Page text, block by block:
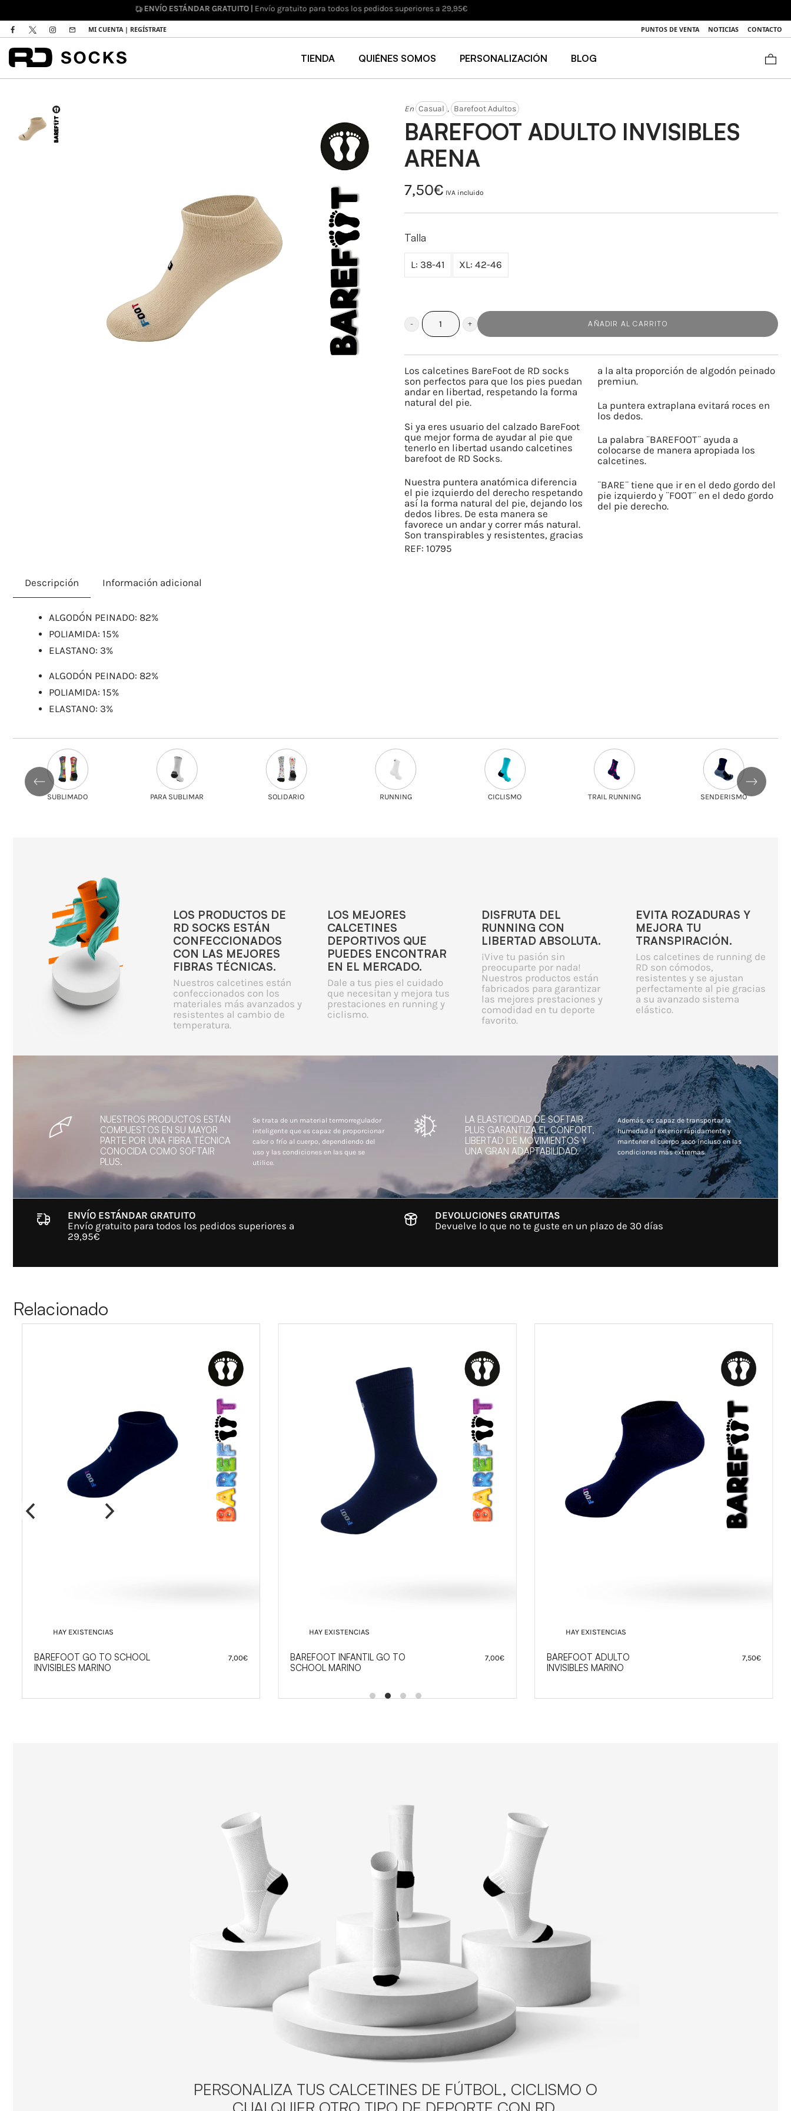
DEVOLUCIONES HASTA 30 DÍAS| Devuelve en un plazo de 30 días (Ver políticas de devoluciones)
MI CUENTA | REGÍSTRATE PUNTOS DE VENTA NOTICIAS CONTACTO
TIENDA QUIÉNES SOMOS PERSONALIZACIÓN BLOG
En Casual , Barefoot Adultos
BAREFOOT ADULTO INVISIBLES
ARENA
7,50€ IVA incluido
Talla
L: 38-41 XL: 42-46
BAREFOOT
ARENA
cantidad
AÑADIR AL CARRITO
Los calcetines BareFoot de RD socks
son perfectos para que los pies puedan
andar en libertad, respetando la forma
natural del pie.
Si ya eres usuario del calzado BareFoot
que mejor forma de ayudar al pie que
tenerlo en libertad usando calcetines
barefoot de RD Socks.
Nuestra puntera anatómica diferencia
el pie izquierdo del derecho respetando
así la forma natural del pie, dejando los
dedos libres. De esta manera se
favorece un andar y correr más natural.
Son transpirables y resistentes, gracias
a la alta proporción de algodón peinado
premiun.
La puntera extraplana evitará roces en
los dedos.
La palabra ¨BAREFOOT¨ ayuda a
colocarse de manera apropiada los
calcetines.
¨BARE¨ tiene que ir en el dedo gordo del
pie izquierdo y ¨FOOT¨ en el dedo gordo
del pie derecho.
REF: 10795
Descripción Información adicional
ALGODÓN PEINADO: 82%
POLIAMIDA: 15%
ELASTANO: 3%
ALGODÓN PEINADO: 82%
POLIAMIDA: 15%
ELASTANO: 3%
RUNNING CICLISMO TRAIL RUNNING SENDERISMO
SUBLIMADO PARA SUBLIMAR SOLIDARIO
LOS PRODUCTOS DE
RD SOCKS ESTÁN
CONFECCIONADOS
CON LAS MEJORES
FIBRAS TÉCNICAS.
Nuestros calcetines están
confeccionados con los
materiales más avanzados y
resistentes al cambio de
temperatura.
LOS MEJORES
CALCETINES
DEPORTIVOS QUE
PUEDES ENCONTRAR
EN EL MERCADO.
Dale a tus pies el cuidado
que necesitan y mejora tus
prestaciones en running y
ciclismo.
DISFRUTA DEL
RUNNING CON
LIBERTAD ABSOLUTA.
¡Vive tu pasión sin
preocuparte por nada!
Nuestros productos están
fabricados para garantizar
las mejores prestaciones y
comodidad en tu deporte
favorito.
EVITA ROZADURAS Y
MEJORA TU
TRANSPIRACIÓN.
Los calcetines de running de
RD son cómodos,
resistentes y se ajustan
perfectamente al pie gracias
a su avanzado sistema
elástico.
NUESTROS PRODUCTOS ESTÁN
COMPUESTOS EN SU MAYOR
PARTE POR UNA FIBRA TÉCNICA
CONOCIDA COMO SOFTAIR
PLUS.
Se trata de un material termorregulador
inteligente que es capaz de proporcionar
calor o frío al cuerpo, dependiendo del
uso y las condiciones en las que se
utilice.
LA ELASTICIDAD DE SOFTAIR
PLUS GARANTIZA EL CONFORT,
LIBERTAD DE MOVIMIENTOS Y
UNA GRAN ADAPTABILIDAD.
Además, es capaz de transportar la
humedad al exterior rápidamente y
mantener el cuerpo seco incluso en las
condiciones más extremas.
ENVÍO ESTÁNDAR GRATUITO
Envío gratuito para todos los pedidos superiores a
29,95€
DEVOLUCIONES GRATUITAS
Devuelve lo que no te guste en un plazo de 30 días
Relacionado
HAY EXISTENCIAS
BAREFOOT GO TO SCHOOL
INVISIBLES MARINO
€
HAY EXISTENCIAS
BAREFOOT INFANTIL GO TO
SCHOOL MARINO
€
HAY EXISTENCIAS
BAREFOOT ADULTO
INVISIBLES MARINO
€
PERSONALIZA TUS CALCETINES DE FÚTBOL, CICLISMO O